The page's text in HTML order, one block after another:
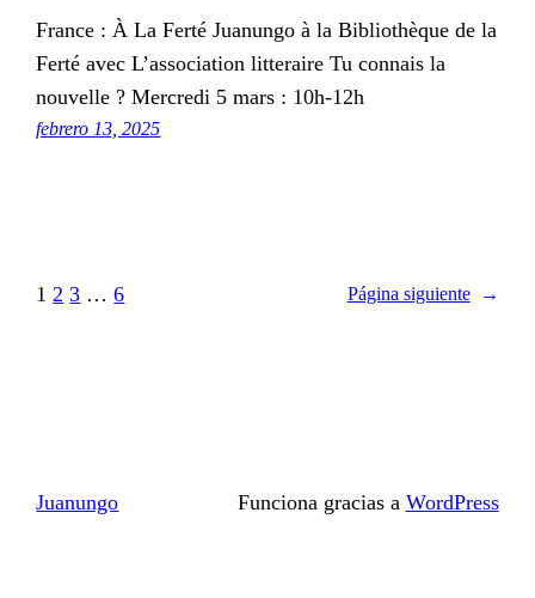
France : À La Ferté Juanungo à la Bibliothèque de la
Ferté avec L’association litteraire Tu connais la
nouvelle ? Mercredi 5 mars : 10h-12h
febrero 13, 2025
1 2 3 … 6 Página siguiente →
Juanungo Funciona gracias a WordPress